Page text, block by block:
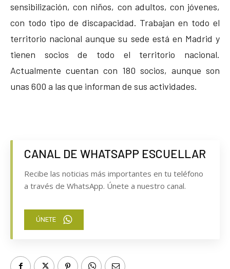
sensibilización, con niños, con adultos, con jóvenes,
con todo tipo de discapacidad. Trabajan en todo el
territorio nacional aunque su sede está en Madrid y
tienen socios de todo el territorio nacional.
Actualmente cuentan con 180 socios, aunque son
unas 600 a las que informan de sus actividades.
CANAL DE WHATSAPP ESCUELLAR
Recibe las noticias más importantes en tu teléfono
a través de WhatsApp. Únete a nuestro canal.
ÚNETE